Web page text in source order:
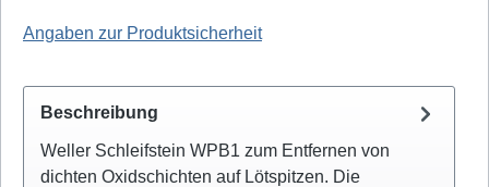
Angaben zur Produktsicherheit
Beschreibung
Weller Schleifstein WPB1 zum Entfernen von
dichten Oxidschichten auf Lötspitzen. Die